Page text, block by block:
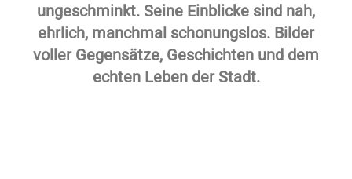
ungeschminkt. Seine Einblicke sind nah,
ehrlich, manchmal schonungslos. Bilder
voller Gegensätze, Geschichten und dem
echten Leben der Stadt.